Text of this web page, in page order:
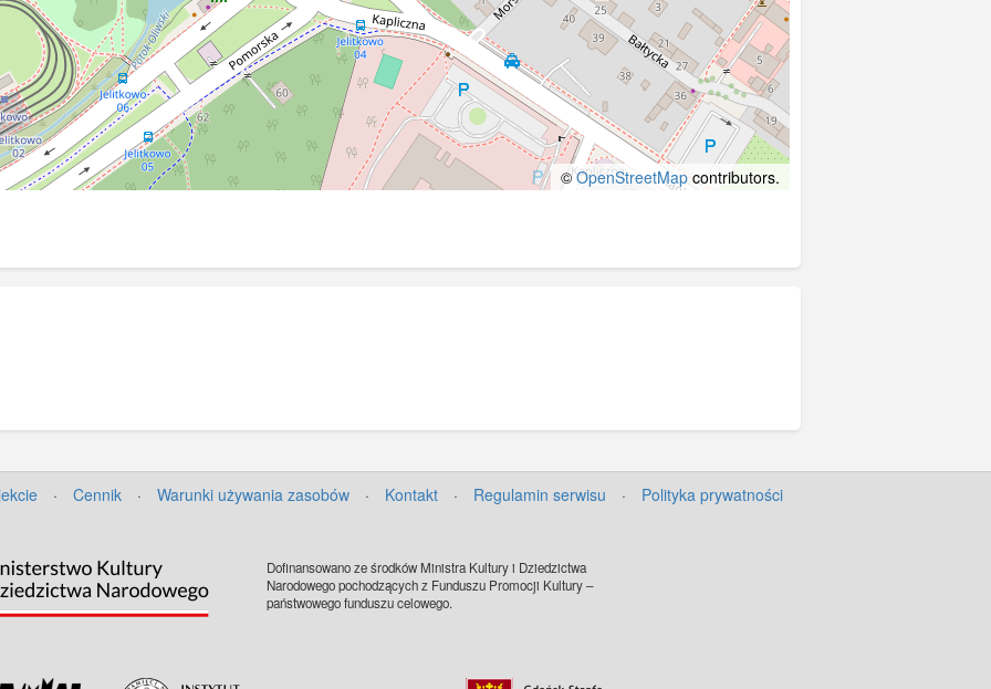
©OpenStreetMapcontributors.
· Cennik · Warunki używania zasobów · Kontakt · Regulamin serwisu · Polityka prywatności
Dofinansowano ze środków Ministra Kultury i Dziedzictwa
Narodowego pochodzących z Funduszu Promocji Kultury –
państwowego funduszu celowego.